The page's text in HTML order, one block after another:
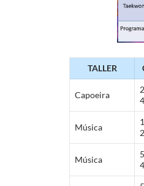
TALLER
Capoeira
Música
Música